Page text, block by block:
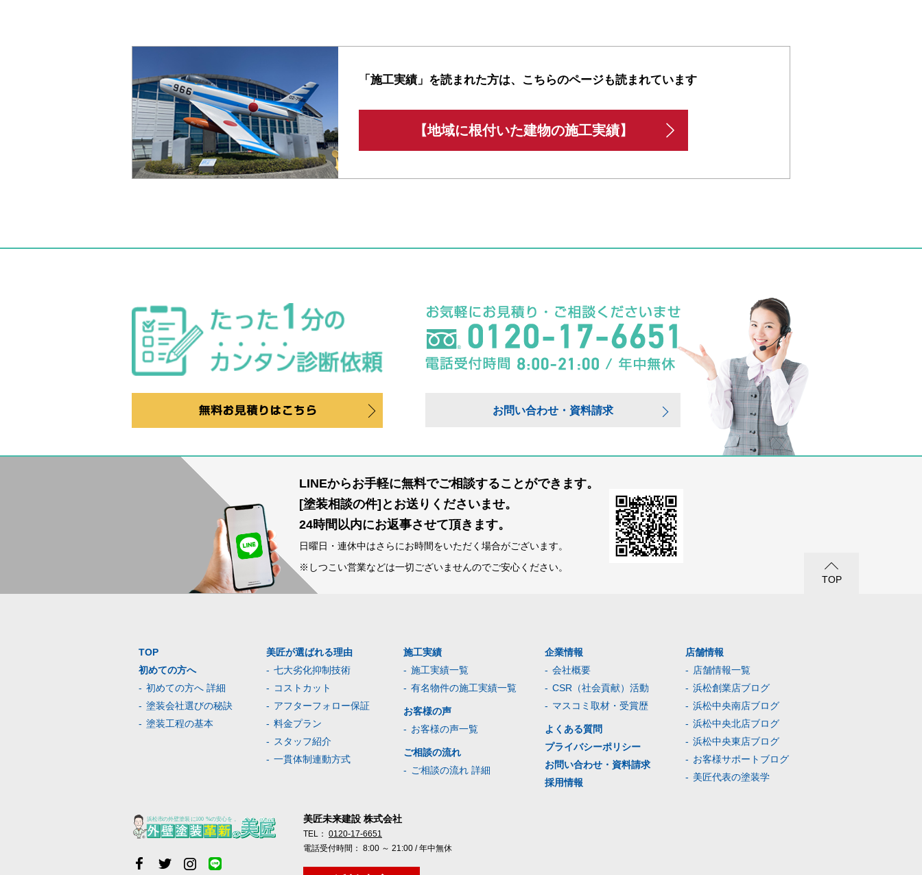
「施工実績」を読まれた方は、 こちらのページも読まれています
【地域に根付いた建物の施工実績】
お問い合わせ・資料請求
LINEからお手軽に無料でご相談することができます。
[塗装相談の件]とお送りくださいませ。
24時間以内にお返事させて頂きます。
日曜日・連休中はさらにお時間をいただく場合がございます。
※しつこい営業などは一切ございませんのでご安心ください。
TOP
TOP
初めての方へ
初めての方へ 詳細
塗装会社選びの秘訣
塗装工程の基本
美匠が選ばれる理由
七大劣化抑制技術
コストカット
アフターフォロー保証
料金プラン
スタッフ紹介
一貫体制連動方式
施工実績
施工実績一覧
有名物件の施工実績一覧
お客様の声
お客様の声一覧
ご相談の流れ
ご相談の流れ 詳細
企業情報
会社概要
CSR（社会貢献）活動
マスコミ取材・受賞歴
よくある質問
プライバシーポリシー
お問い合わせ・資料請求
採用情報
店舗情報
店舗情報一覧
浜松創業店ブログ
浜松中央南店ブログ
浜松中央北店ブログ
浜松中央東店ブログ
お客様サポートブログ
美匠代表の塗装学
美匠未来建設 株式会社
TEL： 0120-17-6651
電話受付時間： 8:00 ～ 21:00 / 年中無休